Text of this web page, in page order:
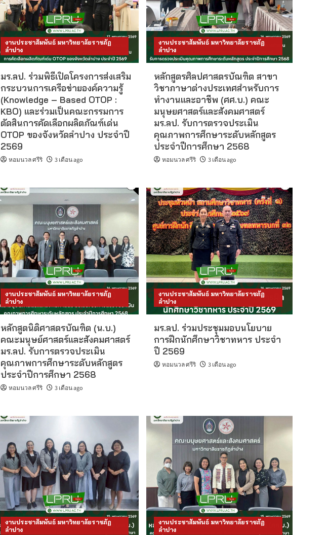
งานประชาสัมพันธ์ มหาวิทยาลัยราชภัฏ
ลำปาง
มร.ลป. ร่วมพิธีเปิดโครงการส่งเสริม
กระบวนการเครือข่ายองค์ความรู้
(Knowledge – Based OTOP :
KBO) และร่วมเป็นคณะกรรมการ
ตัดสินการคัดเลือกผลิตภัณฑ์เด่น
OTOP ของจังหวัดลำปาง ประจำปี
2569
หอมนวล ศรีริ 3 เดือน ago
งานประชาสัมพันธ์ มหาวิทยาลัยราชภัฏ
ลำปาง
หลักสูตรศิลปศาสตรบัณฑิต สาขา
วิชาภาษาต่างประเทศสำหรับการ
ทำงานและอาชีพ (ศศ.บ.) คณะ
มนุษยศาสตร์และสังคมศาสตร์
มร.ลป. รับการตรวจประเมิน
คุณภาพการศึกษาระดับหลักสูตร
ประจำปีการศึกษา 2568
หอมนวล ศรีริ 3 เดือน ago
งานประชาสัมพันธ์ มหาวิทยาลัยราชภัฏ
ลำปาง
หลักสูตนิติศาสตรบัณฑิต (น.บ.)
คณะมนุษย์ศาสตร์และสังคมศาสตร์
มร.ลป. รับการตรวจประเมิน
คุณภาพการศึกษาระดับหลักสูตร
ประจำปีการศึกษา 2568
หอมนวล ศรีริ 3 เดือน ago
งานประชาสัมพันธ์ มหาวิทยาลัยราชภัฏ
ลำปาง
มร.ลป. ร่วมประชุมมอบนโยบาย
การฝึกนักศึกษาวิชาทหาร ประจำ
ปี 2569
หอมนวล ศรีริ 3 เดือน ago
งานประชาสัมพันธ์ มหาวิทยาลัยราชภัฏ
ลำปาง
งานประชาสัมพันธ์ มหาวิทยาลัยราชภัฏ
ลำปาง